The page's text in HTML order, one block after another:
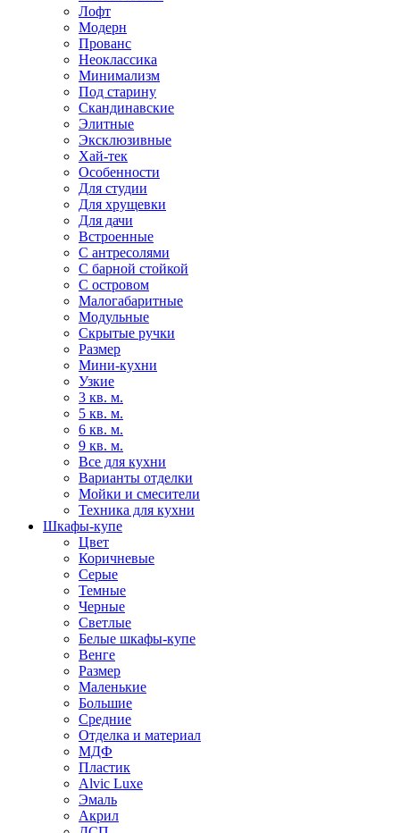
Лофт
Модерн
Прованс
Неоклассика
Минимализм
Под старину
Скандинавские
Элитные
Эксклюзивные
Хай-тек
Особенности
Для студии
Для хрущевки
Для дачи
Встроенные
С антресолями
С барной стойкой
С островом
Малогабаритные
Модульные
Скрытые ручки
Размер
Мини-кухни
Узкие
3 кв. м.
5 кв. м.
6 кв. м.
9 кв. м.
Все для кухни
Варианты отделки
Мойки и смесители
Техника для кухни
Шкафы-купе
Цвет
Коричневые
Серые
Темные
Черные
Светлые
Белые шкафы-купе
Венге
Размер
Маленькие
Большие
Средние
Отделка и материал
МДФ
Пластик
Alvic Luxe
Эмаль
Акрил